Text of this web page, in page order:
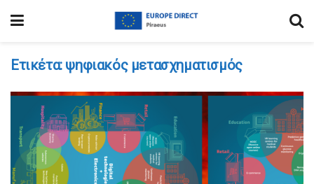
Ετικέτα: ψηφιακός μετασχηματισμός